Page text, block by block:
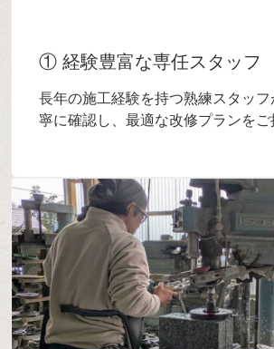
① 経験豊富な専任スタッフ
長年の施工経験を持つ熟練スタッ
寧に確認し、最適な改修プランをご